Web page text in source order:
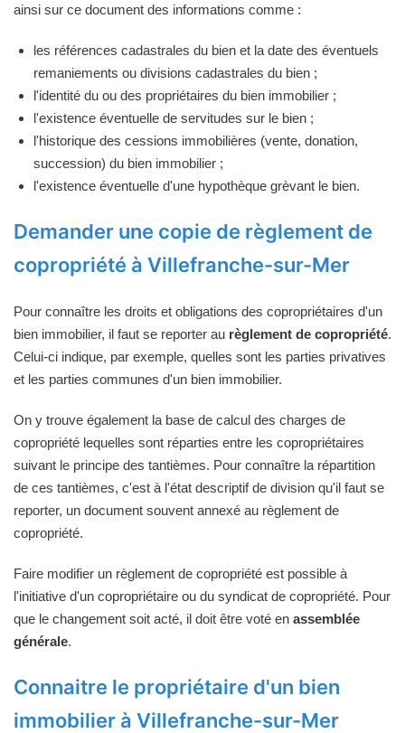
ainsi sur ce document des informations comme :
les références cadastrales du bien et la date des éventuels
remaniements ou divisions cadastrales du bien ;
l'identité du ou des propriétaires du bien immobilier ;
l'existence éventuelle de servitudes sur le bien ;
l'historique des cessions immobilières (vente, donation,
succession) du bien immobilier ;
l'existence éventuelle d'une hypothèque grèvant le bien.
Demander une copie de règlement de
copropriété à Villefranche-sur-Mer
Pour connaître les droits et obligations des copropriétaires d'un
bien immobilier, il faut se reporter au règlement de copropriété.
Celui-ci indique, par exemple, quelles sont les parties privatives
et les parties communes d'un bien immobilier.
On y trouve également la base de calcul des charges de
copropriété lequelles sont réparties entre les copropriétaires
suivant le principe des tantièmes. Pour connaître la répartition
de ces tantièmes, c'est à l'état descriptif de division qu'il faut se
reporter, un document souvent annexé au règlement de
copropriété.
Faire modifier un règlement de copropriété est possible à
l'initiative d'un copropriétaire ou du syndicat de copropriété. Pour
que le changement soit acté, il doit être voté en assemblée
générale.
Connaitre le propriétaire d'un bien
immobilier à Villefranche-sur-Mer